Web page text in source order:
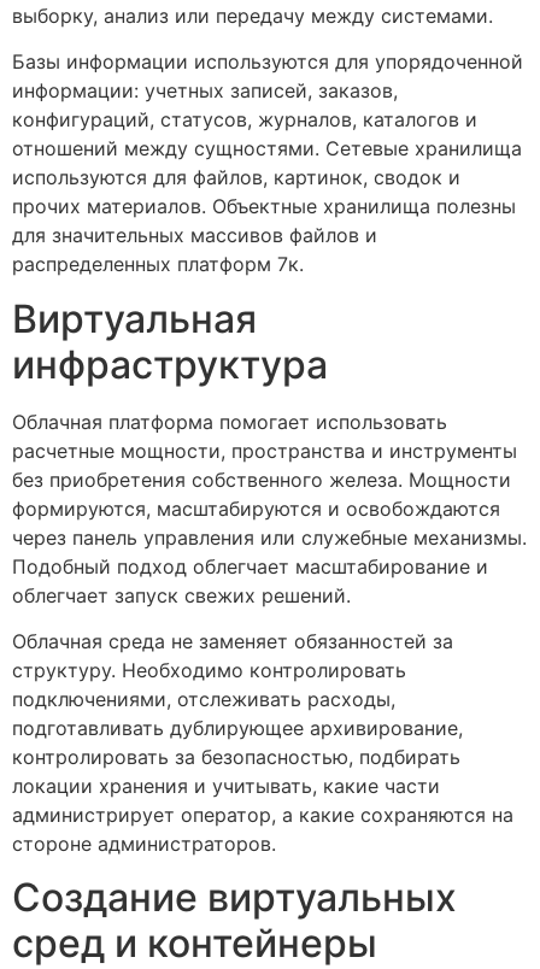
выборку, анализ или передачу между системами.
Базы информации используются для упорядоченной
информации: учетных записей, заказов,
конфигураций, статусов, журналов, каталогов и
отношений между сущностями. Сетевые хранилища
используются для файлов, картинок, сводок и
прочих материалов. Объектные хранилища полезны
для значительных массивов файлов и
распределенных платформ 7к.
Виртуальная
инфраструктура
Облачная платформа помогает использовать
расчетные мощности, пространства и инструменты
без приобретения собственного железа. Мощности
формируются, масштабируются и освобождаются
через панель управления или служебные механизмы.
Подобный подход облегчает масштабирование и
облегчает запуск свежих решений.
Облачная среда не заменяет обязанностей за
структуру. Необходимо контролировать
подключениями, отслеживать расходы,
подготавливать дублирующее архивирование,
контролировать за безопасностью, подбирать
локации хранения и учитывать, какие части
администрирует оператор, а какие сохраняются на
стороне администраторов.
Создание виртуальных
сред и контейнеры